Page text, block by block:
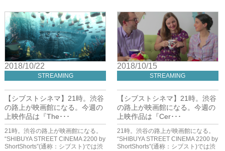
2018/10/22
STREAMING
【シブストシネマ】21時。渋谷
の路上が映画館になる。今週の
上映作品は『The･･･
21時。渋谷の路上が映画館になる。
“SHIBUYA STREET CINEMA 2200 by
ShortShorts”(通称：シブスト)では渋
2018/10/15
STREAMING
【シブストシネマ】21時。渋谷
の路上が映画館になる。今週の
上映作品は『Cer･･･
21時。渋谷の路上が映画館になる。
“SHIBUYA STREET CINEMA 2200 by
ShortShorts”(通称：シブスト)では渋